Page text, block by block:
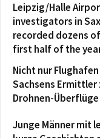
Leipzig/Halle
investigators in
recorded dozens
first half of the
Nicht nur
Sachsens Ermittler
Drohnen-
Junge Männer mit